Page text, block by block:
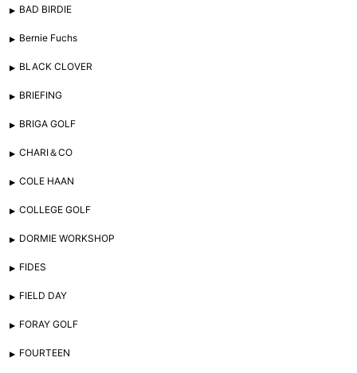
BAD BIRDIE
Bernie Fuchs
BLACK CLOVER
BRIEFING
BRIGA GOLF
CHARI＆CO
COLE HAAN
COLLEGE GOLF
DORMIE WORKSHOP
FIDES
FIELD DAY
FORAY GOLF
FOURTEEN